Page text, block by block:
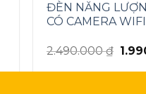
ĐÈN NĂNG
CÓ CAMERA
2.490.000₫